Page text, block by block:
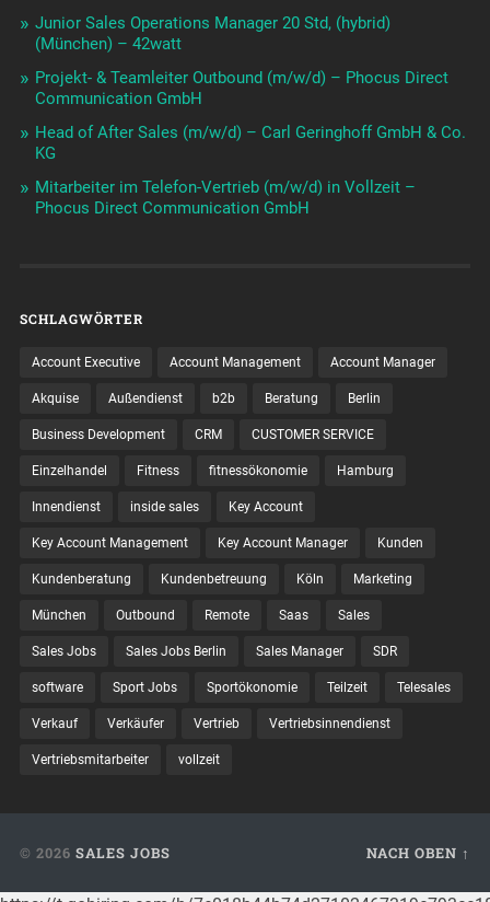
Junior Sales Operations Manager 20 Std, (hybrid)
(München) – 42watt
Projekt- & Teamleiter Outbound (m/w/d) – Phocus Direct
Communication GmbH
Head of After Sales (m/w/d) – Carl Geringhoff GmbH & Co.
KG
Mitarbeiter im Telefon-Vertrieb (m/w/d) in Vollzeit –
Phocus Direct Communication GmbH
SCHLAGWÖRTER
Account Executive Account Management Account Manager
Akquise Außendienst b2b Beratung Berlin
Business Development CRM CUSTOMER SERVICE
Einzelhandel Fitness fitnessökonomie Hamburg
Innendienst inside sales Key Account
Key Account Management Key Account Manager Kunden
Kundenberatung Kundenbetreuung Köln Marketing
München Outbound Remote Saas Sales
Sales Jobs Sales Jobs Berlin Sales Manager SDR
software Sport Jobs Sportökonomie Teilzeit Telesales
Verkauf Verkäufer Vertrieb Vertriebsinnendienst
Vertriebsmitarbeiter vollzeit
© 2026 SALES JOBS NACH OBEN ↑